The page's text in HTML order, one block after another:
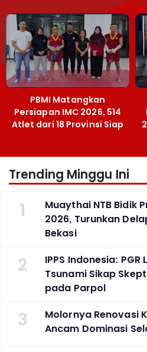
Terobosan Bangun
Grassroots
PBMI Matangkan
Persiapan IMC 2026, 514
Atlet dari 18 Provinsi Siap
Berlaga Besok di Bekasi
Trending Minggu Ini
1
Muaythai NTB Bidik
2026, Turunkan
Bekasi
2
IPPS Indonesia:
Tsunami Sikap
pada Parpol
3
Molornya Renovasi
Ancam Dominasi